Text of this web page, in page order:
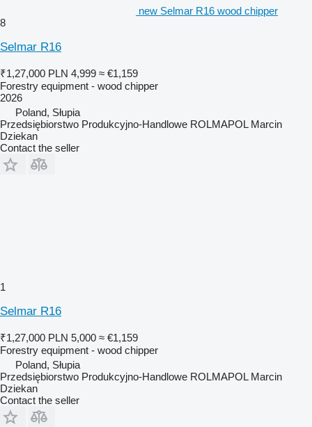
new Selmar R16 wood chipper
8
Selmar R16
₹1,27,000 PLN 4,999 ≈ €1,159
Forestry equipment - wood chipper
2026
Poland, Słupia
Przedsiębiorstwo Produkcyjno-Handlowe ROLMAPOL Marcin
Dziekan
Contact the seller
1
Selmar R16
₹1,27,000 PLN 5,000 ≈ €1,159
Forestry equipment - wood chipper
Poland, Słupia
Przedsiębiorstwo Produkcyjno-Handlowe ROLMAPOL Marcin
Dziekan
Contact the seller